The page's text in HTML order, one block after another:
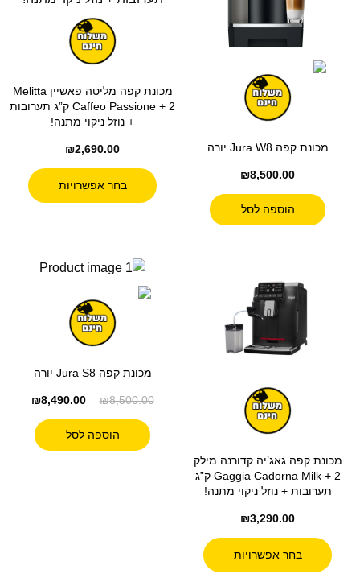
מכונת קפה Jura W8 יורה
₪8,500.00
הוספה לסל
מכונת קפה מליטה פאשיין Melitta
Caffeo Passione + 2 ק”ג תערובות
+ נוזל ניקוי מתנה!
₪2,690.00
בחר אפשרויות
מכונת קפה גאג’יה קדורנה מילק
Gaggia Cadorna Milk + 2 ק”ג
תערובות + נוזל ניקוי מתנה!
₪3,290.00
בחר אפשרויות
מכונת קפה Jura S8 יורה
₪8,500.00
₪8,490.00
הוספה לסל